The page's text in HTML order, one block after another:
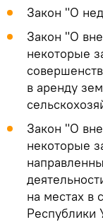
Закон "О
Закон "О
некоторые
в аренду
Закон "О
некоторые
на местах в
Республики